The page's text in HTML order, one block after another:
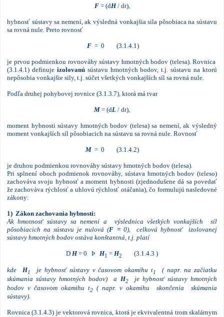
F= (dH/ dt),
hybnosť sústavy sa nemení, ak výsledná vonkajšia sila pôsobiaca na sústavu
sa rovná nule. Preto rovnosť
F= 0 (3.1.4.1)
je prvou podmienkou rovnováhy sústavy hmotných bodov (telesa). Rovnica
(3.1.4.1) definuje izolovanúsústavu hmotných bodov, t.j. sústavu na ktorú
nepôsobia vonkajšie sily, t.j. súčet všetkých vonkajších síl sa rovná nule.
Podľa druhej pohybovej rovnice (3.1.3.7), ktorá má tvar
M = (dL / dt),
moment hybnosti sústavy hmotných bodov (telesa) sa nemení, ak výsledný
moment vonkajších síl pôsobiacich na sústavu sa rovná nule. Rovnosť
M = 0 (3.1.4.2)
je druhou podmienkou rovnováhy sústavy hmotných bodov (telesa).
Pri splnení oboch podmienok rovnováhy, sústava hmotných bodov (teleso)
zachováva svoju hybnosť a moment hybnosti (zjednodušene dá sa povedať
že zachováva rýchlosť a uhlovú rýchlosť otáčania), čo formulujú nasledovné
zákony:
1) Zákon zachovania hybnosti:
Ak hmotnosť sústavy sa nemení a výslednica všetkých vonkajších síl
pôsobiacich na sústavu je nulová (F = 0),
celková hybnosť izolovanej
sústavy hmotných bodov ostáva konštantná, t.j. platí
D H= 0 Þ H1 = H2 (3.1.4.3 )
kde H1 je hybnosť sústavy v časovom okamihu t1
( napr. na začiatku
skúmania sústavy hmotných bodov) a H2je hybnosť sústavy hmotných
bodov v časovom okamihu t2 ( napr. v okamihu skončenia skúmania
sústavy).
Rovnica (3.1.4.3) je vektorová rovnica, ktorá je ekvivalentná trom skalárnym